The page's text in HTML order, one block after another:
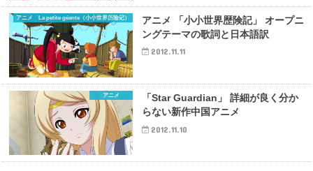
アニメ La petite géante（小小世界历险记）
アニメ 「小小世界歴険記」 オープニ
ングテーマの歌詞と日本語訳
2012.11.11
アニメ
「Star Guardian」 詳細が良く分か
らない新作中国アニメ
2012.11.10